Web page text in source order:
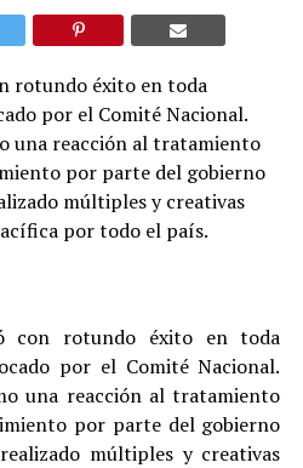
rotundo éxito en toda
por el Comité Nacional.
una reacción al tratamiento
por parte del gobierno
múltiples y creativas
por todo el país.
con rotundo éxito en toda
por el Comité Nacional.
una reacción al tratamiento
por parte del gobierno
múltiples y creativas